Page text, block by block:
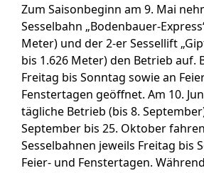
Zum Saisonbeginn am 9. Mai
Sesselbahn „Bodenbauer-
Meter) und der 2-er Sessellift
bis 1.626 Meter) den Betrieb auf.
Freitag bis Sonntag sowie an
Fenstertagen geöffnet. Am 10.
tägliche Betrieb (bis 8.
September bis 25. Oktober
Sesselbahnen jeweils Freitag bis
Feier- und Fenstertagen.